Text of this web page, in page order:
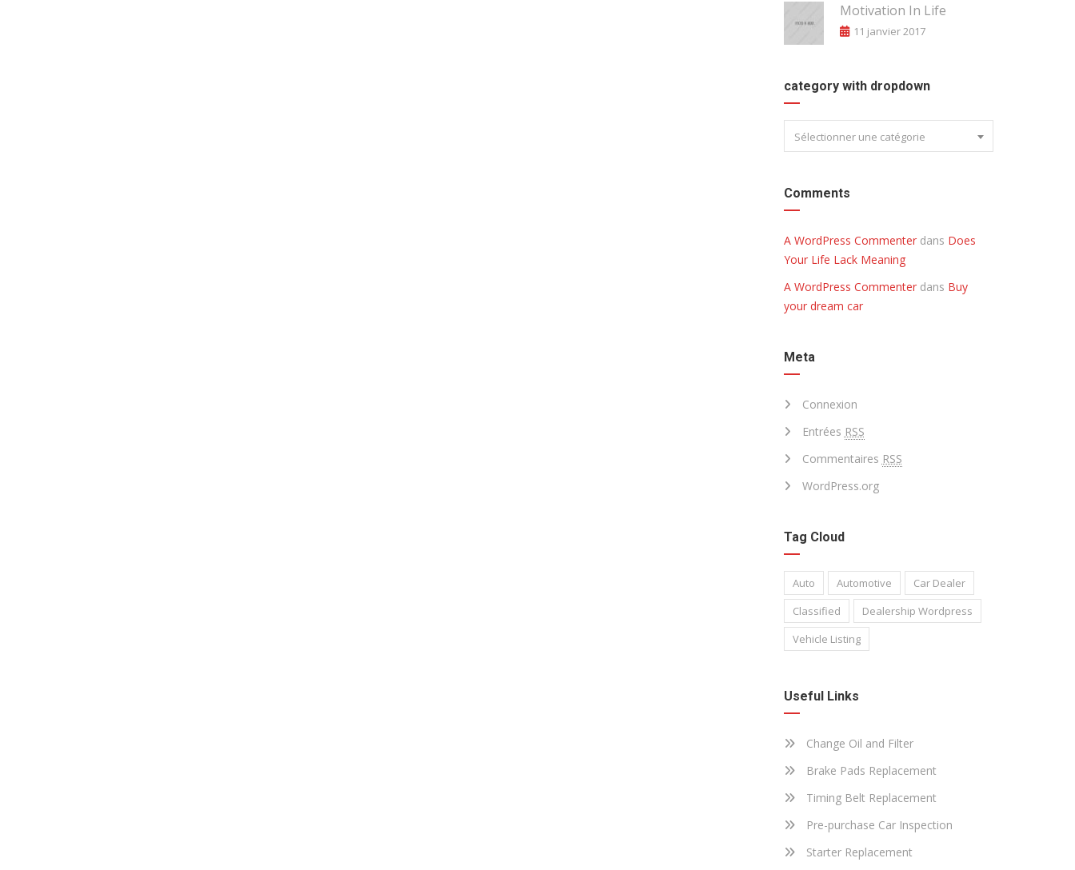
Motivation In Life
11 janvier 2017
category with dropdown
Sélectionner une catégorie
Comments
A WordPress Commenterdans Does
Your Life Lack Meaning
A WordPress Commenterdans Buy
your dream car
Meta
Connexion
Entrées RSS
Commentaires RSS
WordPress.org
Tag Cloud
Auto Automotive
Car Dealer
Classified
Dealership Wordpress
Vehicle Listing
Useful Links
Change Oil and Filter
Brake Pads Replacement
Timing Belt Replacement
Pre-purchase Car Inspection
Starter Replacement